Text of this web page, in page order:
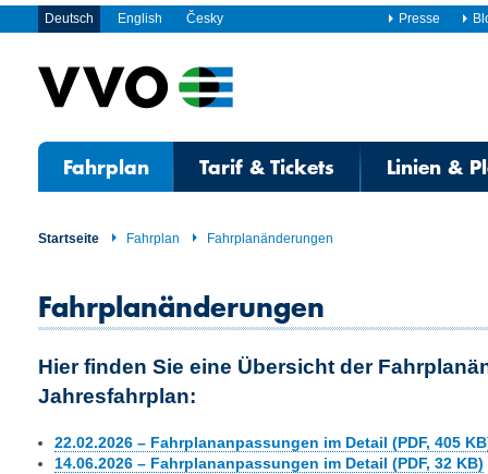
Deutsch English Česky Presse
Fahrplan Tarif & Tickets Linien &
Startseite Fahrplan Fahrplanänderungen
Fahrplanänderungen
Hier finden Sie eine Übersicht der
Jahresfahrplan:
22.02.2026 – Fahrplananpassungen im Detail (PDF, 405
14.06.2026 – Fahrplananpassungen im Detail (PDF, 32 KB)